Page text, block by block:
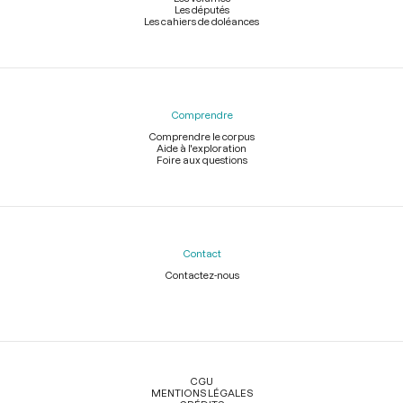
Les députés
Les cahiers de doléances
Comprendre
Comprendre le corpus
Aide à l'exploration
Foire aux questions
Contact
Contactez-nous
Légal
CGU
MENTIONS LÉGALES